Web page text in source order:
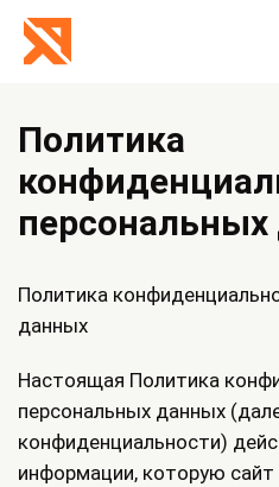
Политика
Политика
данных
Настоящая Политика
персональных данных
конфиденциальности)
информации, которую